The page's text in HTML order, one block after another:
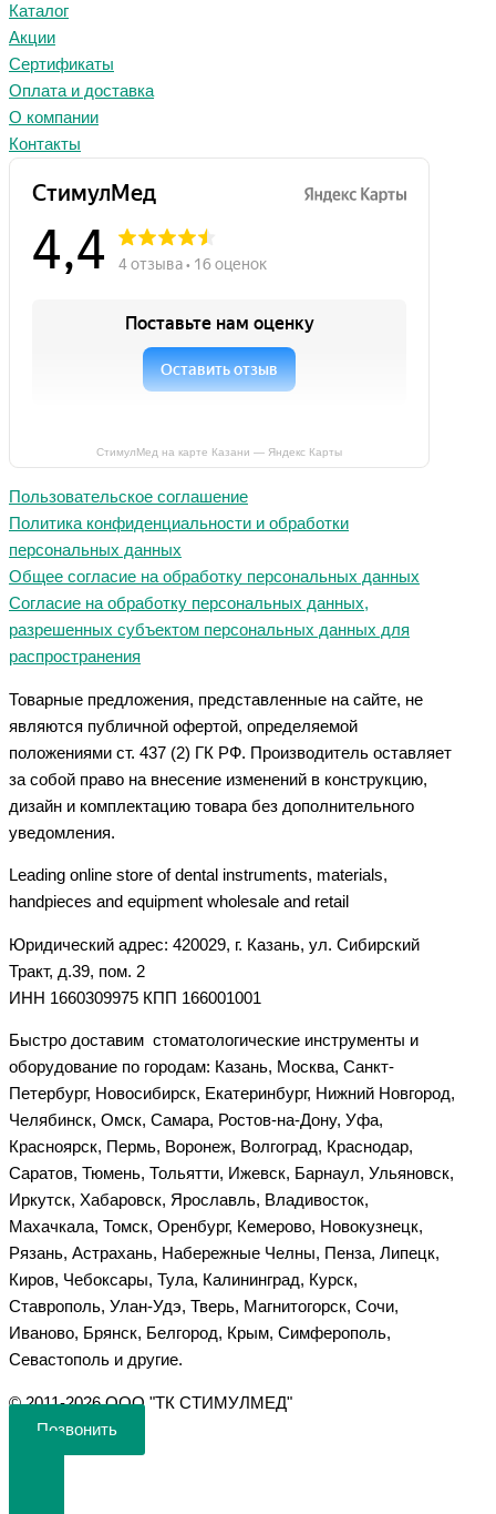
Каталог
Акции
Сертификаты
Оплата и доставка
О компании
Контакты
СтимулМед на карте Казани — Яндекс Карты
Пользовательское соглашение
Политика конфиденциальности и обработки
персональных данных
Общее согласие на обработку персональных данных
Согласие на обработку персональных данных,
разрешенных субъектом персональных данных для
распространения
Товарные предложения, представленные на сайте, не
являются публичной офертой, определяемой
положениями ст. 437 (2) ГК РФ. Производитель оставляет
за собой право на внесение изменений в конструкцию,
дизайн и комплектацию товара без дополнительного
уведомления.
Leading online store of dental instruments, materials,
handpieces and equipment wholesale and retail
Юридический адрес: 420029, г. Казань, ул. Сибирский
Тракт, д.39, пом. 2
ИНН 1660309975 КПП 166001001
Быстро доставим стоматологические инструменты и
оборудование по городам: Казань, Москва, Санкт-
Петербург, Новосибирск, Екатеринбург, Нижний Новгород,
Челябинск, Омск, Самара, Ростов-на-Дону, Уфа,
Красноярск, Пермь, Воронеж, Волгоград, Краснодар,
Саратов, Тюмень, Тольятти, Ижевск, Барнаул, Ульяновск,
Иркутск, Хабаровск, Ярославль, Владивосток,
Махачкала, Томск, Оренбург, Кемерово, Новокузнецк,
Рязань, Астрахань, Набережные Челны, Пенза, Липецк,
Киров, Чебоксары, Тула, Калининград, Курск,
Ставрополь, Улан-Удэ, Тверь, Магнитогорск, Сочи,
Иваново, Брянск, Белгород, Крым, Симферополь,
Севастополь и другие.
©️ 2011-2026 ООО "ТК СТИМУЛМЕД"
Позвонить